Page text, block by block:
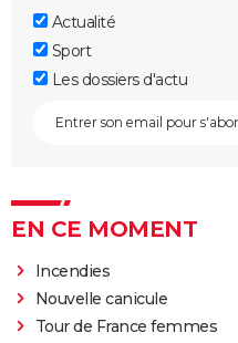
Actualité
Sport
Les dossiers d'actu
EN CE MOMENT
Incendies
Nouvelle canicule
Tour de France femmes